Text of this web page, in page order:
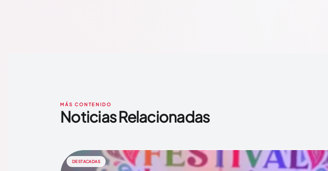
MÁS CONTENIDO
Noticias Relacionadas
DESTACADAS